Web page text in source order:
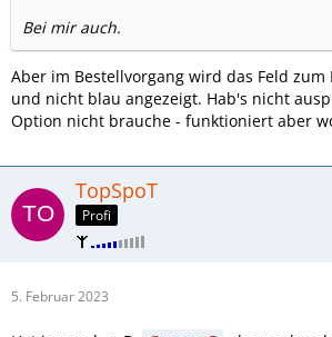
Bei mir auch.
Aber im Bestellvorgang wird das Feld
und nicht blau angezeigt. Hab's nicht
Option nicht brauche - funktioniert aber
TopSpoT
Profi
5. Februar 2023